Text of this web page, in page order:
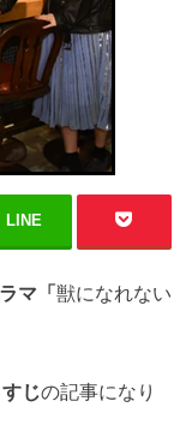
LINE
マ「獣になれない
じの記事になり